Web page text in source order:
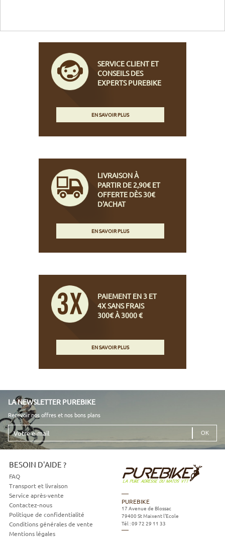
SERVICE CLIENT ET
CONSEILS DES
EXPERTS PUREBIKE
EN SAVOIR PLUS
LIVRAISON À
PARTIR DE 2,90€ ET
OFFERTE DÈS 30€
D'ACHAT
EN SAVOIR PLUS
PAIEMENT EN 3 ET
4X SANS FRAIS
300€ À 3000 €
EN SAVOIR PLUS
LA NEWSLETTER PUREBIKE
Recevoir nos offres et nos bons plans
Votre
e-
mail
BESOIN D'AIDE ?
FAQ
Transport et livraison
Service après-vente
Contactez-nous
Politique de confidentialité
Conditions générales de vente
Mentions légales
PUREBIKE
17 Avenue de Blossac
79400 St Maixent l'Ecole
Tél :09 72 29 11 33